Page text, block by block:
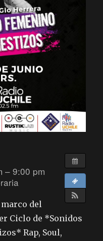
– 9:00 pm
del
Ciclo de *Sonidos
Rap, Soul,